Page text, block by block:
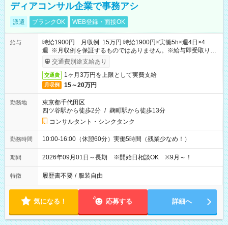
ディアコンサル企業で事務アシ
派遣 ブランクOK WEB登録・面接OK
給与
時給1900円 月収例 15万円 時給1900円×実働5h×週4日×4
週 ※月収例を保証するものではありません。※給与即受取りサ
ービス利用可（利用条件有）
交通費別途支給あり
交通費 1ヶ月3万円を上限として実費支給
月収例 15～20万円
勤務地
東京都千代田区
四ツ谷駅から徒歩2分 / 麹町駅から徒歩13分
コンサルタント・シンクタンク
勤務時間 10:00-16:00（休憩60分）実働5時間（残業少なめ！）
期間 2026年09月01日～長期 ※開始日相談OK ※9月～！
特徴 履歴書不要 / 服装自由
気になる！ 応募する 詳細へ